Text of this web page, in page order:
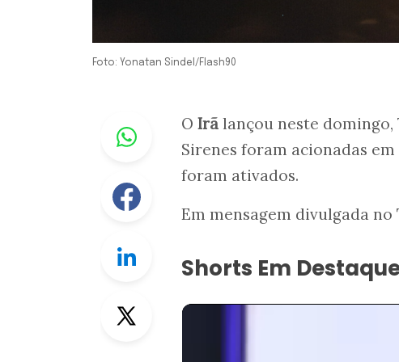
Foto: Yonatan Sindel/Flash90
Whastapp
Facebook
Twitter
O Irã lançou neste domingo,
Sirenes foram acionadas
foram ativados.
Em mensagem divulgada
Shorts Em